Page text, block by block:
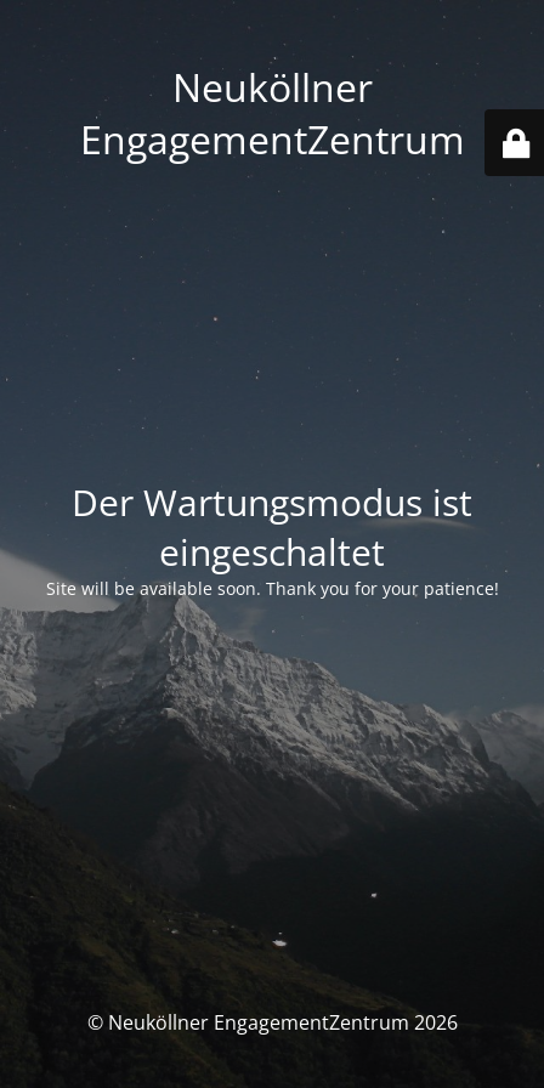
Neuköllner
EngagementZentrum
Der Wartungsmodus ist
eingeschaltet
Site will be available soon. Thank you for your patience!
© Neuköllner EngagementZentrum 2026